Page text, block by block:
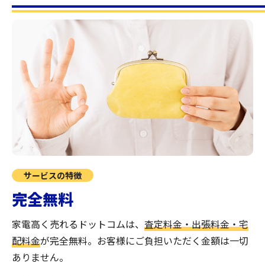
サービスの特徴
完全無料
家電高く売れるドットコムは、 査定料金・出張料金・宅
配料金が完全無料。 お客様にご負担いただく金額は一切
ありません。